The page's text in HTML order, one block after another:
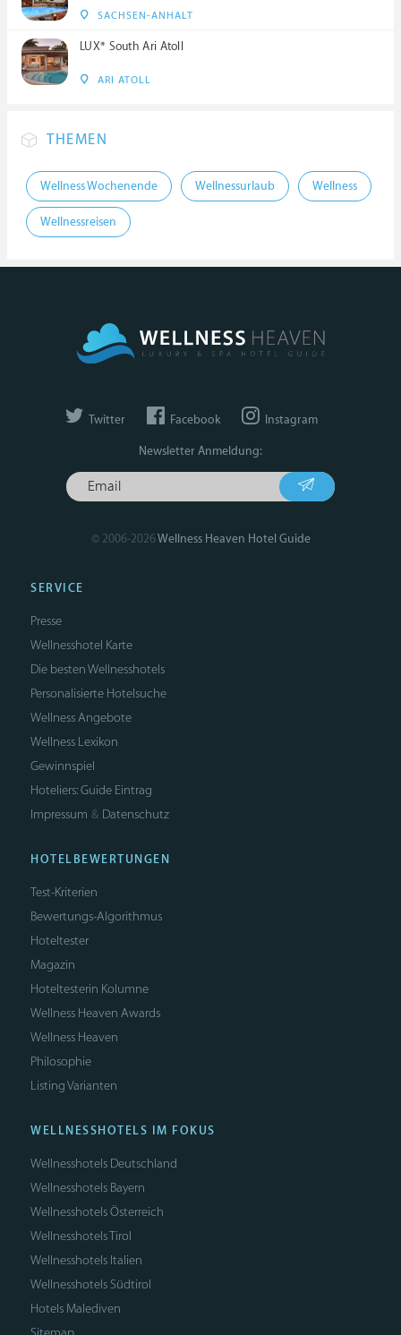
SACHSEN-ANHALT
LUX* South Ari Atoll
ARI ATOLL
THEMEN
Wellness Wochenende Wellnessurlaub Wellness
Wellnessreisen
Twitter Facebook Instagram
Newsletter Anmeldung:
© 2006-2026Wellness Heaven Hotel Guide
SERVICE
Presse
Wellnesshotel Karte
Die besten Wellnesshotels
Personalisierte Hotelsuche
Wellness Angebote
Wellness Lexikon
Gewinnspiel
Hoteliers: Guide Eintrag
Impressum & Datenschutz
HOTELBEWERTUNGEN
Test-Kriterien
Bewertungs-Algorithmus
Hoteltester
Magazin
Hoteltesterin Kolumne
Wellness Heaven Awards
Wellness Heaven
Philosophie
Listing Varianten
WELLNESSHOTELS IM FOKUS
Wellnesshotels Deutschland
Wellnesshotels Bayern
Wellnesshotels Österreich
Wellnesshotels Tirol
Wellnesshotels Italien
Wellnesshotels Südtirol
Hotels Malediven